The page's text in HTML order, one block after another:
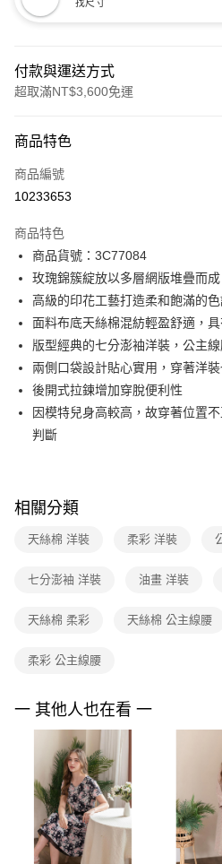
找尺寸
付款與運送方式
超取滿NT$3,600免運
信用卡一次付款
信用卡分期付款
合作金庫商業銀行
華南商業銀行
上海商業儲蓄銀行
國泰世華商業銀行
臺灣中小企業銀行
匯豐（台灣）商業銀行
聯邦商業銀行
元大商業銀行
玉山商業銀行
台新國際商業銀行
台灣樂天信用卡公司
LINE Pay
Apple Pay
街口支付
AFTEE先享後付
相關說明
【關於「AFTEE先享後付」】
AFTEE先享後付是「在收到商品之後才
便利好安心！
１．簡單：不需註冊會員、不需綁卡、不
【「AFTEE先享後付」結帳流程】
１．於結帳方式選擇「AFTEE先享後付」
結帳頁面，進行簡訊認證並確認金額後，
ATM／網路銀行／等多元方式進行付款，
購買商品的店家。未經商家同意取消之訂
是否繳費成功／繳費後需取消欲退款等相
【注意事項】
１．透過由恩沛科技股份有限公司提供
易，需依本服務之必要範圍內提供個人
權轉讓予恩沛科技股份有限公司。
２．關於個人資料處理事宜，請瀏覽以下
https://aftee.tw/terms/#terms3
３．未成年的使用者請事先徵得法定代理
「AFTEE先享後付」，若未經同意申辦
任。
４．使用「AFTEE先享後付」時，將依
每筆NT$90，滿NT$3,600(含以上)免
付款後7-11取貨
每筆NT$90，滿NT$3,600(含以上)免
付款後門市自取
免運費
商品特色
商品編號
10233653
商品特色
商品貨號：3C77084
玫瑰錦簇綻放以多層網版堆疊而
高級的印花工藝打造柔和飽滿的色
面料布底天絲棉混紡輕盈舒適，
版型經典的七分澎袖洋裝，公主
兩側口袋設計貼心實用，穿著洋
後開式拉鍊增加穿脫便利性
因模特兒身高較高，故穿著位置
判斷
相關分類
天絲棉 洋裝 柔彩 洋裝
七分澎袖 洋裝 油畫 洋裝
天絲棉 柔彩 天絲棉 公主線腰
柔彩 公主線腰
一 其他人也在看 一